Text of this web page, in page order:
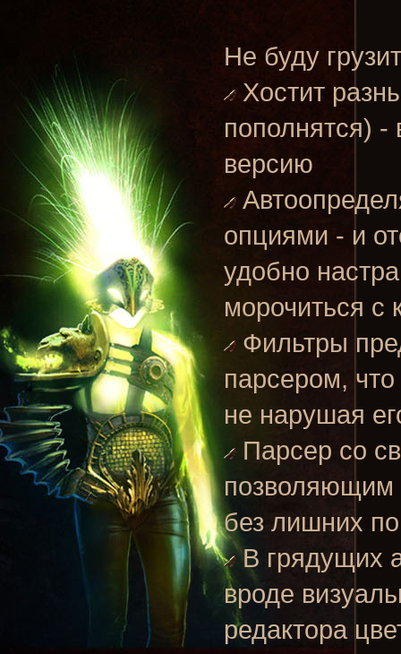
Не буду
Хостит
пополнятся)
версию
опциями - и
удобно
морочиться с
Фильтры
парсером,
не нарушая
Парсер со
позволяющим
без лишних
В грядущих
вроде
редактора